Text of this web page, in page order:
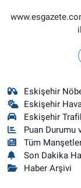
Eskişehir
Eskişehir
Eskişehir
Puan Durumu
Tüm
Son Dakika
Haber Arşivi